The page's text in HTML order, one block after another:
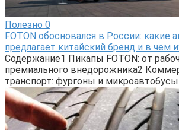
Полезно 0
FOTON обосновался в России: какие
предлагает китайский бренд и в чем
Содержание1 Пикапы FOTON: от
премиального внедорожника2
транспорт: фургоны и микроавтобусы